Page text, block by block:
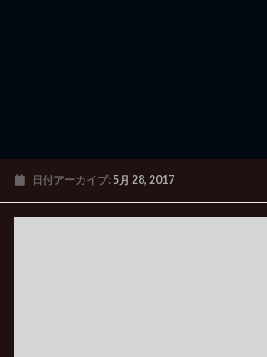
日付アーカイブ: 5月 28, 2017